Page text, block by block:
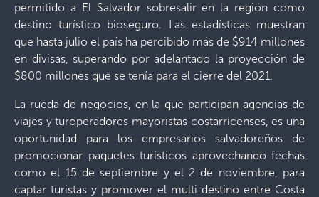
permitido a El Salvador sobresalir en la región como
destino turístico bioseguro. Las estadísticas muestran
que hasta julio el país ha percibido más de $914 millones
en divisas, superando por adelantado la proyección de
$800 millones que se tenía para el cierre del 2021.
La rueda de negocios, en la que participan agencias de
viajes y turoperadores mayoristas costarricenses, es una
oportunidad para los empresarios salvadoreños de
promocionar paquetes turísticos aprovechando fechas
como el 15 de septiembre y el 2 de noviembre, para
captar turistas y promover el multi destino entre Costa